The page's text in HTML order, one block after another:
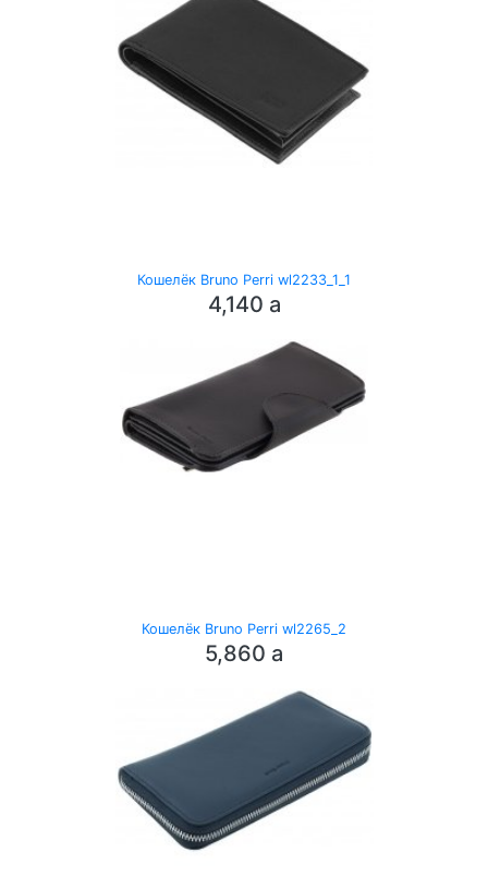
Кошелёк Bruno Perri wl2233_1_1
4,140 a
Кошелёк Bruno Perri wl2265_2
5,860 a